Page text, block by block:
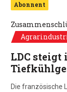
Abonnent
LDC steigt
Die französische